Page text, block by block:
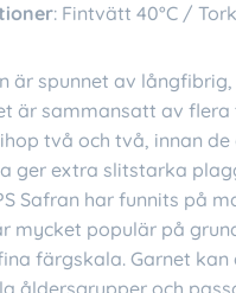
: Fintvätt 40°C /
är spunnet av
är sammansatt av
två och två, innan
ger extra slitstarka
Safran har funnits på
mycket populär på
färgskala. Garnet
åldersgrupper och